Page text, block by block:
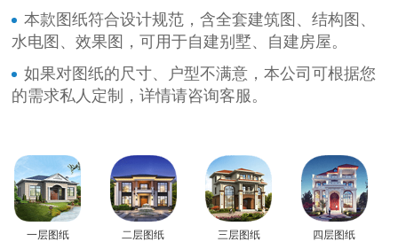
本款图纸符合设计规范，含全套建筑图、结构图、
水电图、效果图，可用于自建别墅、自建房屋。
如果对图纸的尺寸、户型不满意，本公司可根据您
的需求私人定制，详情请咨询客服。
一层图纸 二层图纸 三层图纸 四层图纸